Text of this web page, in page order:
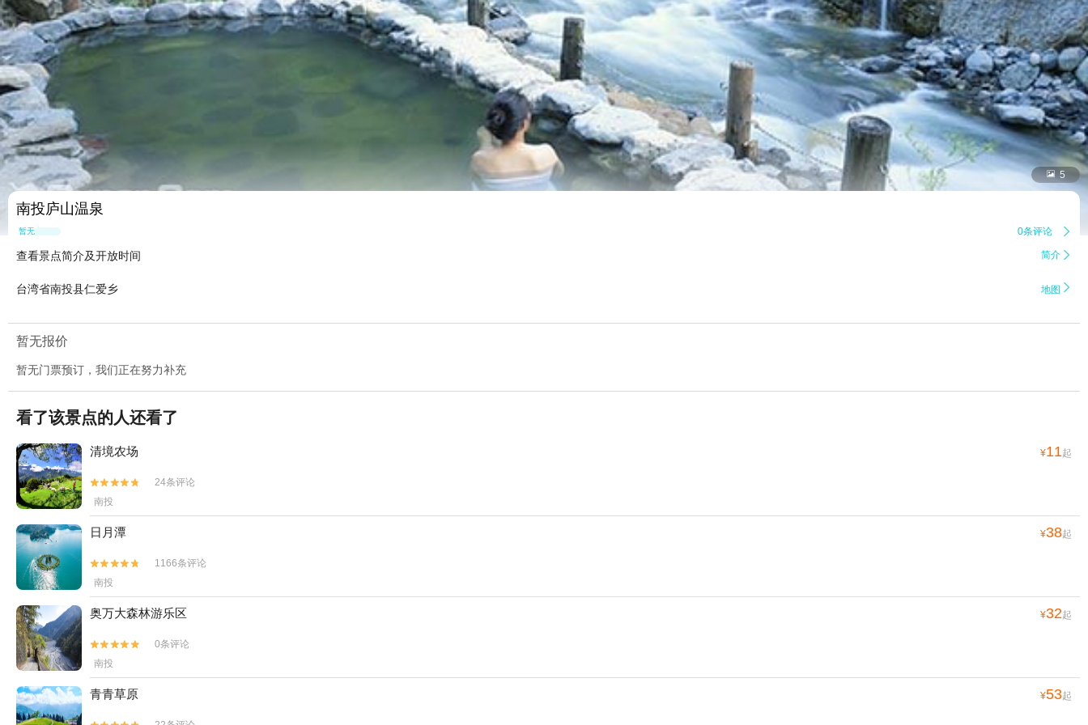
 5
南投庐山温泉
暂无点评 0条评论 
查看景点简介及开放时间 简介 
台湾省南投县仁爱乡 地图 
暂无报价
暂无门票预订，我们正在努力补充
看了该景点的人还看了
清境农场 ¥11起


24条评论
南投
日月潭 ¥38起


1166条评论
南投
奥万大森林游乐区 ¥32起


0条评论
南投
青青草原 ¥53起